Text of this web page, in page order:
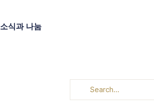
소식과 나눔